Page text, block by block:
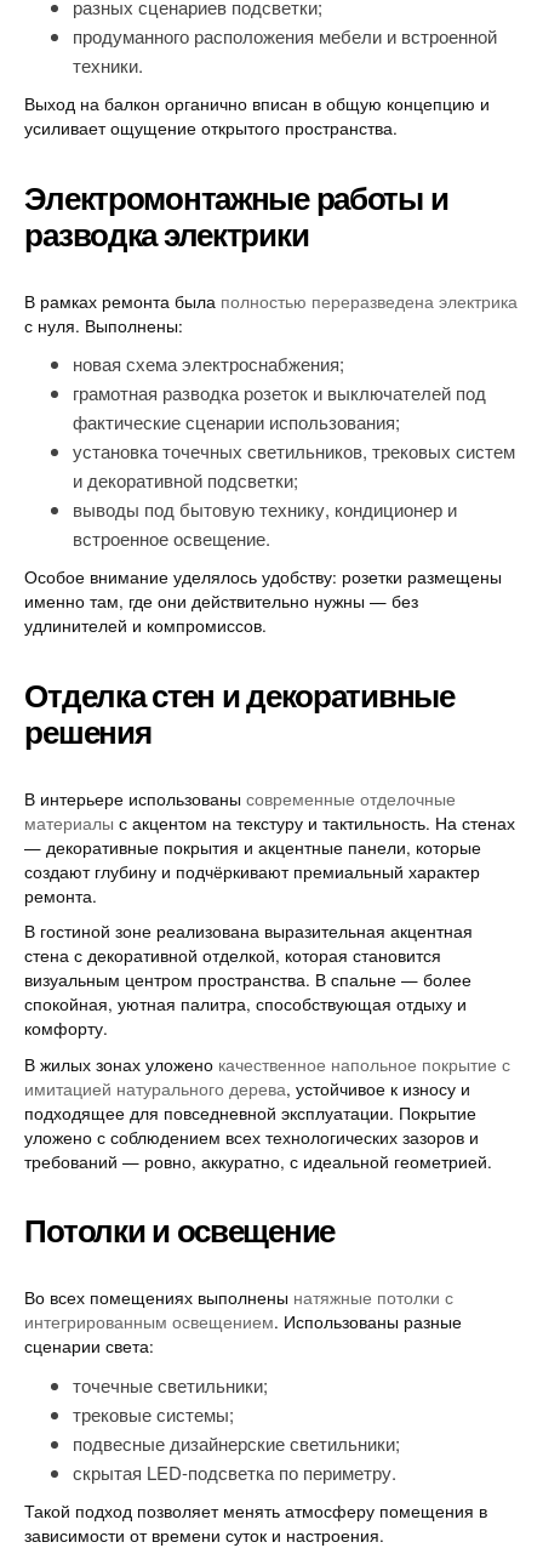
разных сценариев подсветки;
продуманного расположения мебели и встроенной
техники.
Выход на балкон органично вписан в общую концепцию и
усиливает ощущение открытого пространства.
Электромонтажные работы и
разводка электрики
В рамках ремонта была полностью переразведена электрика
с нуля. Выполнены:
новая схема электроснабжения;
грамотная разводка розеток и выключателей под
фактические сценарии использования;
установка точечных светильников, трековых систем
и декоративной подсветки;
выводы под бытовую технику, кондиционер и
встроенное освещение.
Особое внимание уделялось удобству: розетки размещены
именно там, где они действительно нужны — без
удлинителей и компромиссов.
Отделка стен и декоративные
решения
В интерьере использованысовременные отделочные
материалы с акцентом на текстуру и тактильность. На стенах
— декоративные покрытия и акцентные панели, которые
создают глубину и подчёркивают премиальный характер
ремонта.
В гостиной зоне реализована выразительная акцентная
стена с декоративной отделкой, которая становится
визуальным центром пространства. В спальне — более
спокойная, уютная палитра, способствующая отдыху и
комфорту.
В жилых зонах уложено качественное напольное покрытие с
имитацией натурального дерева, устойчивое к износу и
подходящее для повседневной эксплуатации. Покрытие
уложено с соблюдением всех технологических зазоров и
требований — ровно, аккуратно, с идеальной геометрией.
Потолки и освещение
Во всех помещениях выполнены натяжные потолки с
интегрированным освещением. Использованы разные
сценарии света:
точечные светильники;
трековые системы;
подвесные дизайнерские светильники;
скрытая LED-подсветка по периметру.
Такой подход позволяет менять атмосферу помещения в
зависимости от времени суток и настроения.